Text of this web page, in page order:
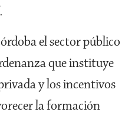
el sector público
que instituye
y los incentivos
la formación